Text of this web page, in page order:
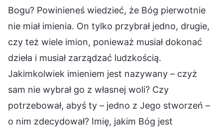
Bogu? Powinieneś wiedzieć, że Bóg pierwotnie
nie miał imienia. On tylko przybrał jedno, drugie,
czy też wiele imion, ponieważ musiał dokonać
dzieła i musiał zarządzać ludzkością.
Jakimkolwiek imieniem jest nazywany – czyż
sam nie wybrał go z własnej woli? Czy
potrzebował, abyś ty – jedno z Jego stworzeń –
o nim zdecydował? Imię, jakim Bóg jest